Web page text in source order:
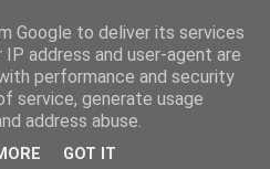
Google to deliver its services
address and user-agent are
performance and security
service, generate usage
address abuse.
GOT IT